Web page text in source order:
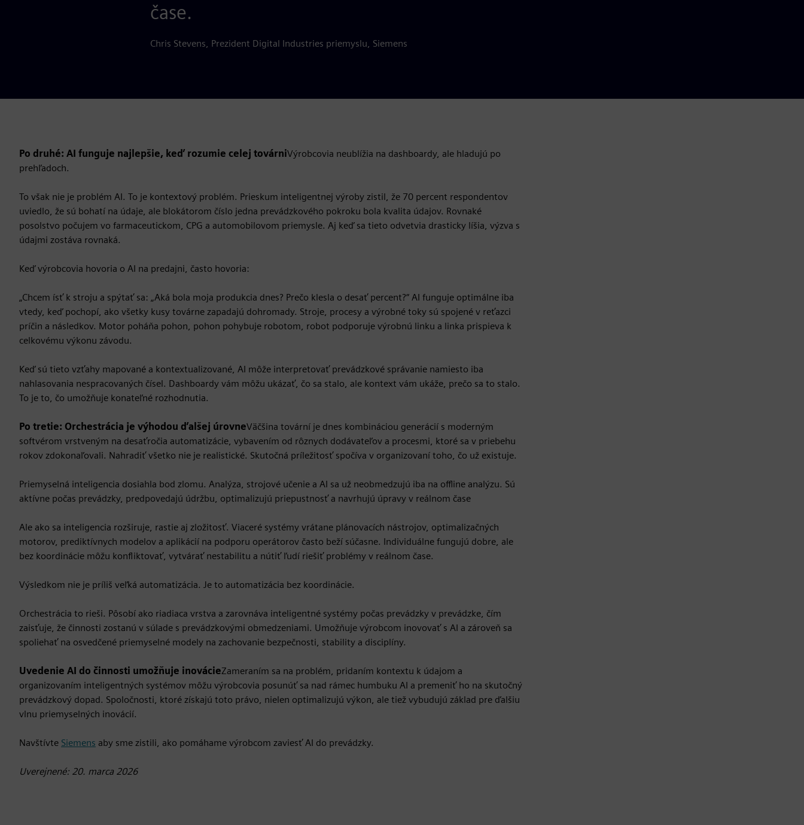
čase.
Chris Stevens, Prezident Digital Industries priemyslu, Siemens
Po druhé: AI funguje najlepšie, keď rozumie celej továrniVýrobcovia neublížia na dashboardy, ale hladujú po
prehľadoch.
To však nie je problém AI. To je kontextový problém. Prieskum inteligentnej výroby zistil, že 70 percent respondentov
uviedlo, že sú bohatí na údaje, ale blokátorom číslo jedna prevádzkového pokroku bola kvalita údajov. Rovnaké
posolstvo počujem vo farmaceutickom, CPG a automobilovom priemysle. Aj keď sa tieto odvetvia drasticky líšia, výzva s
údajmi zostáva rovnaká.
Keď výrobcovia hovoria o AI na predajni, často hovoria:
„Chcem ísť k stroju a spýtať sa: „Aká bola moja produkcia dnes? Prečo klesla o desať percent?“ AI funguje optimálne iba
vtedy, keď pochopí, ako všetky kusy továrne zapadajú dohromady. Stroje, procesy a výrobné toky sú spojené v reťazci
príčin a následkov. Motor poháňa pohon, pohon pohybuje robotom, robot podporuje výrobnú linku a linka prispieva k
celkovému výkonu závodu.
Keď sú tieto vzťahy mapované a kontextualizované, AI môže interpretovať prevádzkové správanie namiesto iba
nahlasovania nespracovaných čísel. Dashboardy vám môžu ukázať, čo sa stalo, ale kontext vám ukáže, prečo sa to stalo.
To je to, čo umožňuje konateľné rozhodnutia.
Po tretie: Orchestrácia je výhodou ďalšej úrovneVäčšina tovární je dnes kombináciou generácií s moderným
softvérom vrstveným na desaťročia automatizácie, vybavením od rôznych dodávateľov a procesmi, ktoré sa v priebehu
rokov zdokonaľovali. Nahradiť všetko nie je realistické. Skutočná príležitosť spočíva v organizovaní toho, čo už existuje.
Priemyselná inteligencia dosiahla bod zlomu. Analýza, strojové učenie a AI sa už neobmedzujú iba na offline analýzu. Sú
aktívne počas prevádzky, predpovedajú údržbu, optimalizujú priepustnosť a navrhujú úpravy v reálnom čase
Ale ako sa inteligencia rozširuje, rastie aj zložitosť. Viaceré systémy vrátane plánovacích nástrojov, optimalizačných
motorov, prediktívnych modelov a aplikácií na podporu operátorov často beží súčasne. Individuálne fungujú dobre, ale
bez koordinácie môžu konfliktovať, vytvárať nestabilitu a nútiť ľudí riešiť problémy v reálnom čase.
Výsledkom nie je príliš veľká automatizácia. Je to automatizácia bez koordinácie.
Orchestrácia to rieši. Pôsobí ako riadiaca vrstva a zarovnáva inteligentné systémy počas prevádzky v prevádzke, čím
zaisťuje, že činnosti zostanú v súlade s prevádzkovými obmedzeniami. Umožňuje výrobcom inovovať s AI a zároveň sa
spoliehať na osvedčené priemyselné modely na zachovanie bezpečnosti, stability a disciplíny.
Uvedenie AI do činnosti umožňuje inovácieZameraním sa na problém, pridaním kontextu k údajom a
organizovaním inteligentných systémov môžu výrobcovia posunúť sa nad rámec humbuku AI a premeniť ho na skutočný
prevádzkový dopad. Spoločnosti, ktoré získajú toto právo, nielen optimalizujú výkon, ale tiež vybudujú základ pre ďalšiu
vlnu priemyselných inovácií.
Navštívte Siemens aby sme zistili, ako pomáhame výrobcom zaviesť AI do prevádzky.
Uverejnené: 20. marca 2026